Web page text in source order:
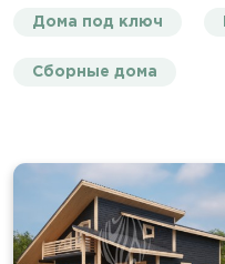
Дома под ключ
Сборные дома